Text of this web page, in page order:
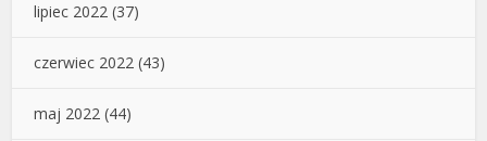
lipiec 2022 (37)
czerwiec 2022 (43)
maj 2022 (44)